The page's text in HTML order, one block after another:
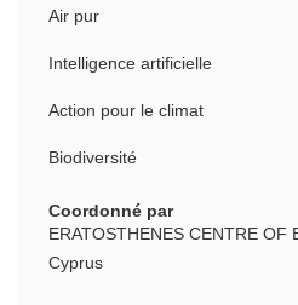
Air pur
Intelligence artificielle
Action pour le climat
Biodiversité
Coordonné par
ERATOSTHENES CENTRE OF
Cyprus